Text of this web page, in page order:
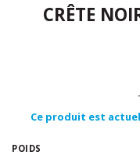
CRÊTE
Ce produit est
POIDS